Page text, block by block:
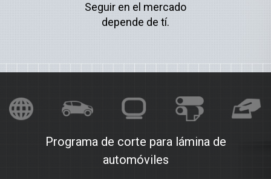
Seguir en el mercado
depende de tí.
Programa de corte para lámina de
automóviles